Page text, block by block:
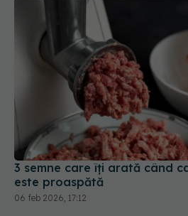
3 semne care îți arată când
este proaspătă
06 feb 2026, 17:12